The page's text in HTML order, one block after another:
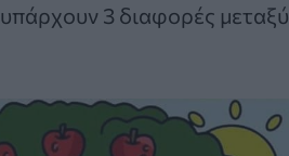
υπάρχουν 3 διαφορές μεταξύ